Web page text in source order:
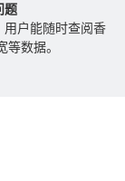
题
用户能随时查阅香
数据。